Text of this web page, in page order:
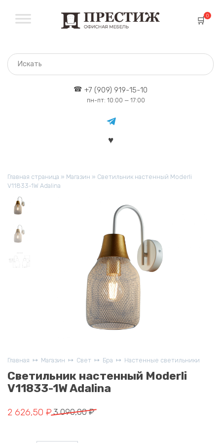
содержанию
0
+7 (909) 919-15-10
пн-пт: 10:00 — 17:00
Главная страница » Магазин » Светильник настенный Moderli
V11833-1W Adalina
Главная Магазин Свет Бра Настенные светильники
Светильник настенный Moderli
V11833-1W Adalina
3 090,00₽
Первоначальная
составляла
2 626,50 ₽
Текущая